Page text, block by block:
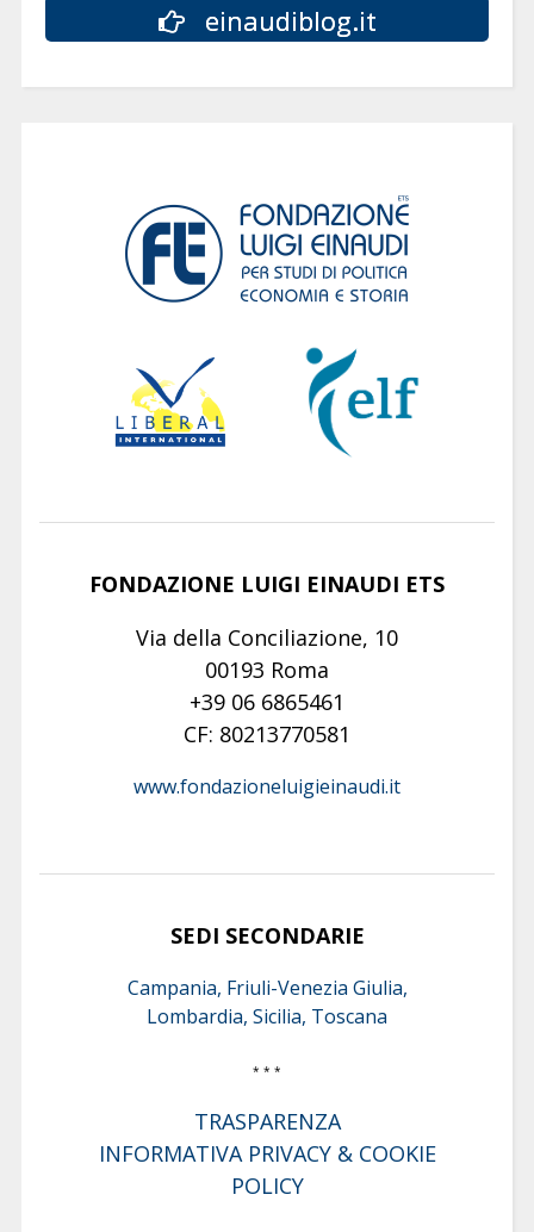
einaudiblog.it
FONDAZIONE LUIGI EINAUDI ETS
Via della Conciliazione, 10
00193 Roma
+39 06 6865461
CF: 80213770581
www.fondazioneluigieinaudi.it
SEDI SECONDARIE
Campania, Friuli-Venezia Giulia,
Lombardia, Sicilia, Toscana
* * *
TRASPARENZA
INFORMATIVA PRIVACY & COOKIE
POLICY